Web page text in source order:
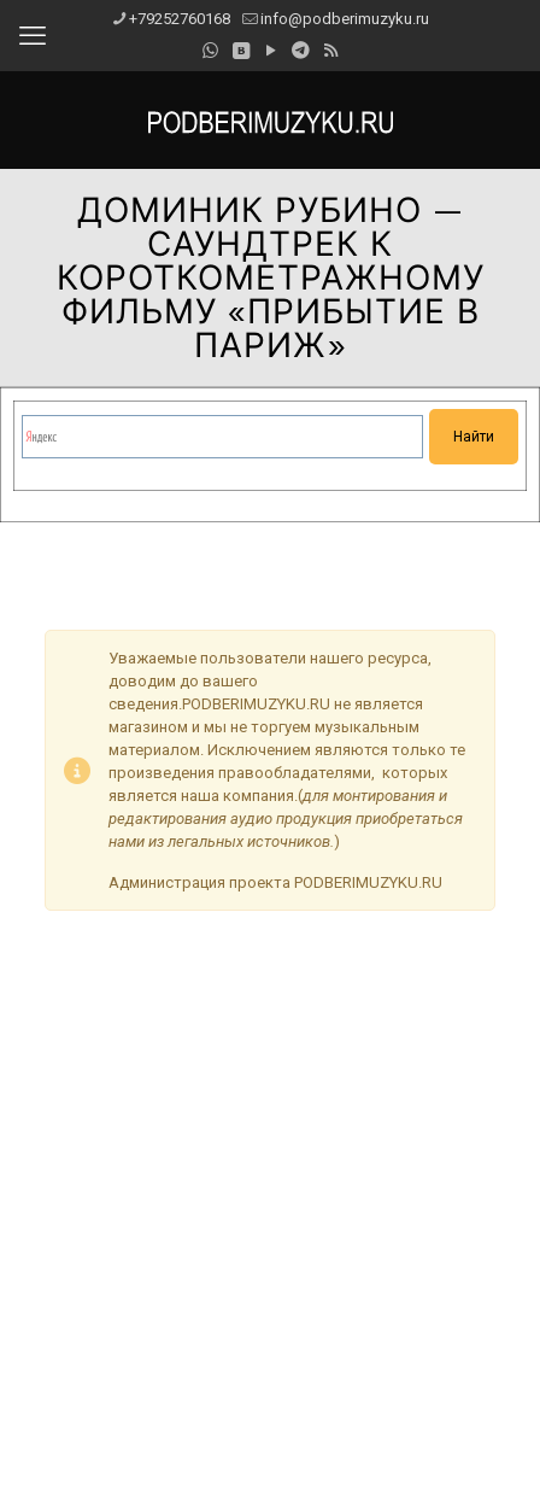
+79252760168 info@podberimuzyku.ru
ДОМИНИК РУБИНО —
САУНДТРЕК К
КОРОТКОМЕТРАЖНОМУ
ФИЛЬМУ «ПРИБЫТИЕ В
ПАРИЖ»
Уважаемые пользователи нашего ресурса,
доводим до вашего
сведения.PODBERIMUZYKU.RU не является
магазином и мы не торгуем музыкальным
материалом. Исключением являются только те
произведения правообладателями, которых
является наша компания.(для монтирования и
редактирования аудио продукция приобретаться
нами из легальных источников.)
Администрация проекта PODBERIMUZYKU.RU